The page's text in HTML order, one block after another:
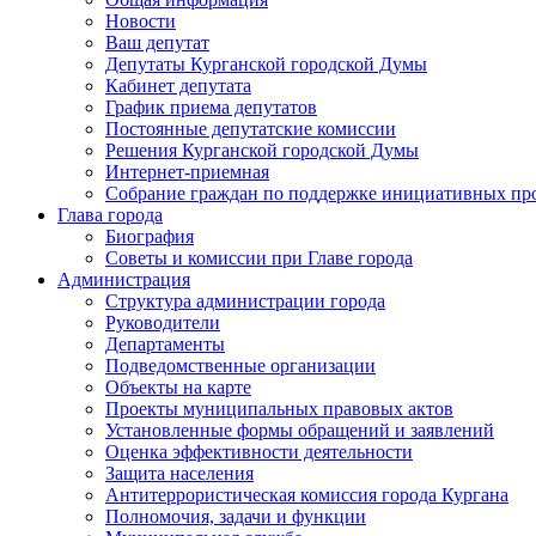
Новости
Ваш депутат
Депутаты Курганской городской Думы
Кабинет депутата
График приема депутатов
Постоянные депутатские комиссии
Решения Курганской городской Думы
Интернет-приемная
Собрание граждан по поддержке инициативных
Глава города
Биография
Советы и комиссии при Главе города
Администрация
Структура администрации города
Руководители
Департаменты
Подведомственные организации
Объекты на карте
Проекты муниципальных правовых актов
Установленные формы обращений и заявлений
Оценка эффективности деятельности
Защита населения
Антитеррористическая комиссия города Кургана
Полномочия, задачи и функции